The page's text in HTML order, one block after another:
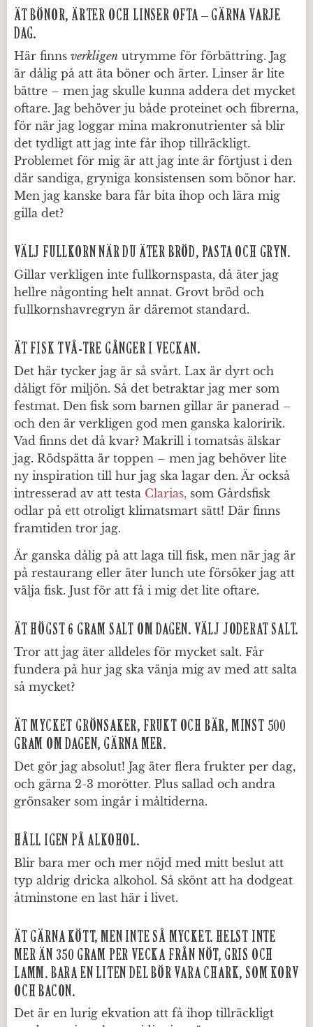
ÄT BÖNOR, ÄRTER OCH LINSER OFTA – GÄRNA VARJE
DAG.
Här finns verkligen utrymme för förbättring. Jag
är dålig på att äta böner och ärter. Linser är lite
bättre – men jag skulle kunna addera det mycket
oftare. Jag behöver ju både proteinet och fibrerna,
för när jag loggar mina makronutrienter så blir
det tydligt att jag inte får ihop tillräckligt.
Problemet för mig är att jag inte är förtjust i den
där sandiga, gryniga konsistensen som bönor har.
Men jag kanske bara får bita ihop och lära mig
gilla det?
VÄLJ FULLKORN NÄR DU ÄTER BRÖD, PASTA OCH GRYN.
Gillar verkligen inte fullkornspasta, då äter jag
hellre någonting helt annat. Grovt bröd och
fullkornshavregryn är däremot standard.
ÄT FISK TVÅ-TRE GÅNGER I VECKAN.
Det här tycker jag är så svårt. Lax är dyrt och
dåligt för miljön. Så det betraktar jag mer som
festmat. Den fisk som barnen gillar är panerad –
och den är verkligen god men ganska kaloririk.
Vad finns det då kvar? Makrill i tomatsås älskar
jag. Rödspätta är toppen – men jag behöver lite
ny inspiration till hur jag ska lagar den. Är också
intresserad av att testa Clarias, som Gårdsfisk
odlar på ett otroligt klimatsmart sätt! Där finns
framtiden tror jag.
Är ganska dålig på att laga till fisk, men när jag är
på restaurang eller äter lunch ute försöker jag att
välja fisk. Just för att få i mig det lite oftare.
ÄT HÖGST 6 GRAM SALT OM DAGEN. VÄLJ JODERAT SALT.
Tror att jag äter alldeles för mycket salt. Får
fundera på hur jag ska vänja mig av med att salta
så mycket?
ÄT MYCKET GRÖNSAKER, FRUKT OCH BÄR, MINST 500
GRAM OM DAGEN, GÄRNA MER.
Det gör jag absolut! Jag äter flera frukter per dag,
och gärna 2-3 morötter. Plus sallad och andra
grönsaker som ingår i måltiderna.
HÅLL IGEN PÅ ALKOHOL.
Blir bara mer och mer nöjd med mitt beslut att
typ aldrig dricka alkohol. Så skönt att ha dodgeat
åtminstone en last här i livet.
ÄT GÄRNA KÖTT, MEN INTE SÅ MYCKET. HELST INTE
MER ÄN 350 GRAM PER VECKA FRÅN NÖT, GRIS OCH
LAMM. BARA EN LITEN DEL BÖR VARA CHARK, SOM KORV
OCH BACON.
Det är en lurig ekvation att få ihop tillräckligt